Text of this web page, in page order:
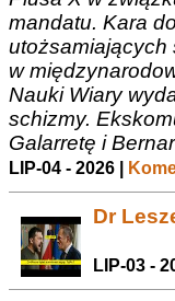
mandatu. Kara
utożsamiających
w
Nauki Wiary
schizmy.
Galarretę i
LIP-04 - 2026 |
Dr
LIP-03 -